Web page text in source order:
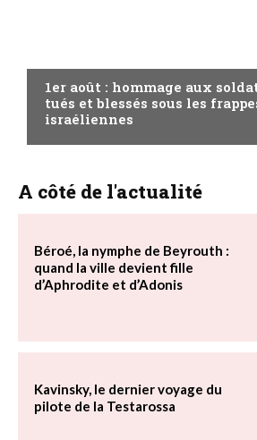
1er août : hommage aux
tués et blessés sous les
israéliennes
A côté de l'actualité
Béroé, la nymphe de Beyrouth :
quand la ville devient fille
d’Aphrodite et d’Adonis
Kavinsky, le dernier voyage du
pilote de la Testarossa